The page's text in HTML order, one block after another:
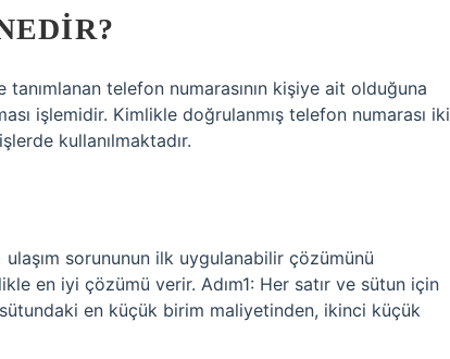
telefon numarasının kişiye ait olduğuna
işlemidir. Kimlikle doğrulanmış telefon numarası iki
kullanılmaktadır.
sorununun ilk uygulanabilir çözümünü
en iyi çözümü verir. Adım1: Her satır ve sütun için
en küçük birim maliyetinden, ikinci küçük